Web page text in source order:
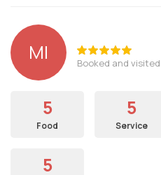
MI Booked and
5
Food
5
Service
5